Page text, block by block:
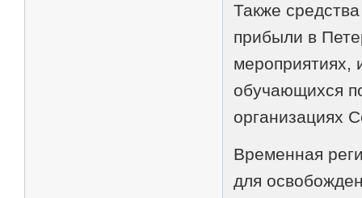
Также
прибыли в
мероприятиях,
обучающихся
организациях
Временная
для